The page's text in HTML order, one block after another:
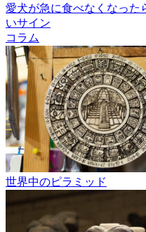
愛犬が急に食べなくなっ
いサイン
コラム
世界中のピラミッド